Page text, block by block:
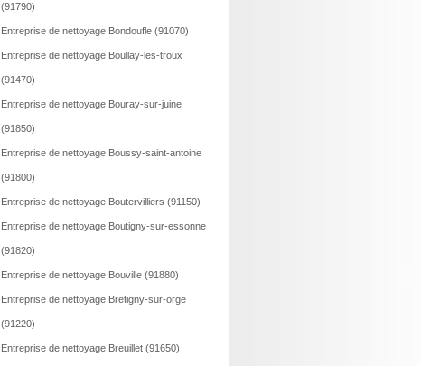
(91790)
Entreprise de nettoyage Bondoufle (91070)
Entreprise de nettoyage Boullay-les-troux
(91470)
Entreprise de nettoyage Bouray-sur-juine
(91850)
Entreprise de nettoyage Boussy-saint-antoine
(91800)
Entreprise de nettoyage Boutervilliers (91150)
Entreprise de nettoyage Boutigny-sur-essonne
(91820)
Entreprise de nettoyage Bouville (91880)
Entreprise de nettoyage Bretigny-sur-orge
(91220)
Entreprise de nettoyage Breuillet (91650)